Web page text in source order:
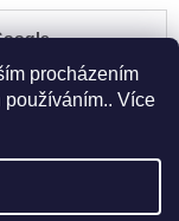
procházením
Více